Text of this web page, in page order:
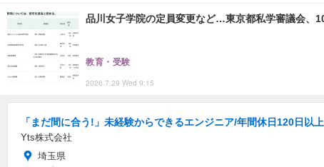
品川女子学院の定員変更など…東京都私学審議会、
教育・受験
2026.7.29 Wed 9:15
「まだ間に合う!」未経験からできるエンジニア/年間休日120日以上
Yts株式会社
埼玉県